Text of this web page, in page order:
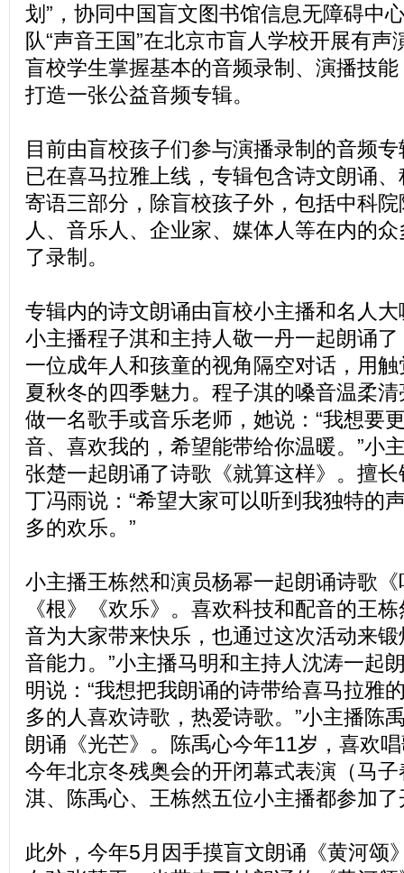
划”，协同中国盲文图书馆信息无障碍中
队“声音王国”在北京市盲人学校开展有声
盲校学生掌握基本的音频录制、演播技
打造一张公益音频专辑。
目前由盲校孩子们参与演播录制的音频
已在喜马拉雅上线，专辑包含诗文朗诵
寄语三部分，除盲校孩子外，包括中科
人、音乐人、企业家、媒体人等在内的
了录制。
专辑内的诗文朗诵由盲校小主播和名人
小主播程子淇和主持人敬一丹一起朗诵
一位成年人和孩童的视角隔空对话，用
夏秋冬的四季魅力。程子淇的嗓音温柔
做一名歌手或音乐老师，她说：“我想要
音、喜欢我的，希望能带给你温暖。”小
张楚一起朗诵了诗歌《就算这样》。擅
丁冯雨说：“希望大家可以听到我独特的
多的欢乐。”
小主播王栋然和演员杨幂一起朗诵诗歌
《根》《欢乐》。喜欢科技和配音的王
音为大家带来快乐，也通过这次活动来
音能力。”小主播马明和主持人沈涛一起
明说：“我想把我朗诵的诗带给喜马拉雅
多的人喜欢诗歌，热爱诗歌。”小主播陈
朗诵《光芒》。陈禹心今年11岁，喜欢
今年北京冬残奥会的开闭幕式表演（马
淇、陈禹心、王栋然五位小主播都参加
此外，今年5月因手摸盲文朗诵《黄河颂